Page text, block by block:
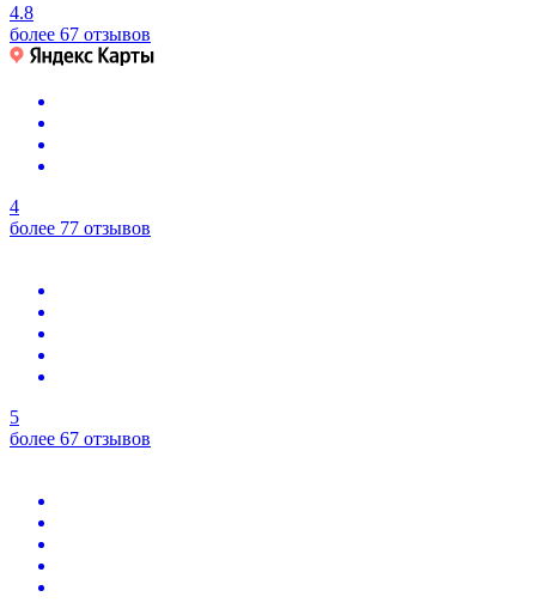
4.8
более 67 отзывов
4
более 77 отзывов
5
более 67 отзывов